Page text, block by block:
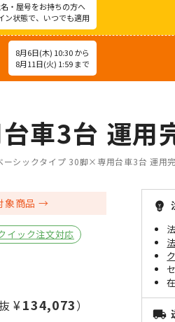
・屋号をお持ちの方へ
ン状態で、いつでも適用
8月6日(木) 10:30 から
8月11日(火) 1:59 まで
車3台 運用
ーシックタイプ 30脚×専用台車3台 運用
象商品
イック注文対応
抜 ¥134,073）
emoji_objects
local_shipping